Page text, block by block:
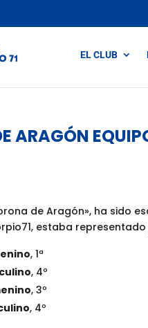
EL CLUB
ARAGÓN
de Aragón», ha sido
estaba
, 1ª
, 4º
, 3º
, 4º